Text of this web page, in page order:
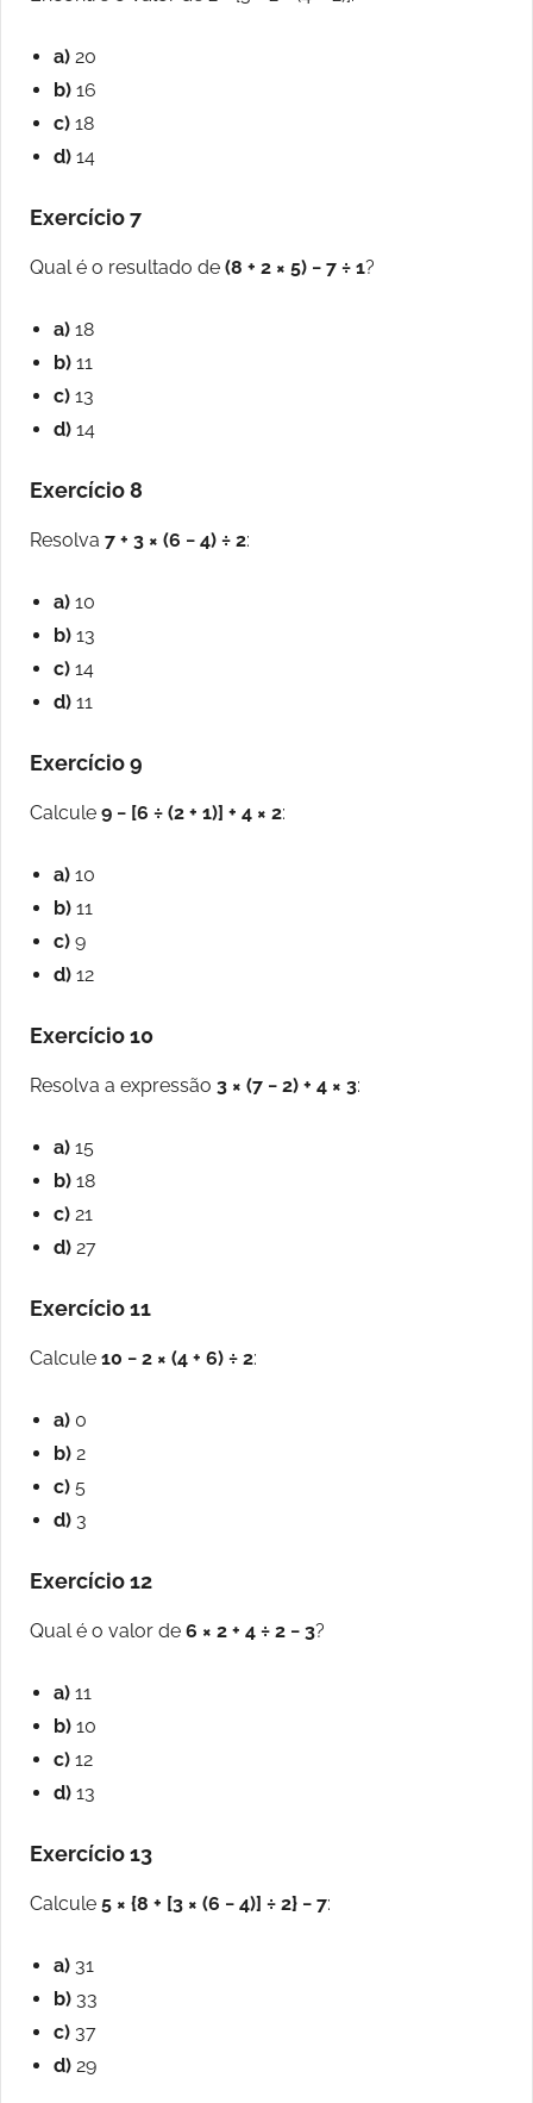
a) 20
b) 16
c) 18
d) 14
Exercício 7
Qual é o resultado de (8 + 2 × 5) − 7 ÷ 1?
a) 18
b) 11
c) 13
d) 14
Exercício 8
Resolva 7 + 3 × (6 − 4) ÷ 2:
a) 10
b) 13
c) 14
d) 11
Exercício 9
Calcule 9 − [6 ÷ (2 + 1)] + 4 × 2:
a) 10
b) 11
c) 9
d) 12
Exercício 10
Resolva a expressão 3 × (7 − 2) + 4 × 3:
a) 15
b) 18
c) 21
d) 27
Exercício 11
Calcule 10 − 2 × (4 + 6) ÷ 2:
a) 0
b) 2
c) 5
d) 3
Exercício 12
Qual é o valor de 6 × 2 + 4 ÷ 2 − 3?
a) 11
b) 10
c) 12
d) 13
Exercício 13
Calcule 5 × {8 + [3 × (6 − 4)] ÷ 2} − 7:
a) 31
b) 33
c) 37
d) 29